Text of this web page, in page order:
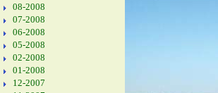
08-2008
07-2008
06-2008
05-2008
02-2008
01-2008
12-2007